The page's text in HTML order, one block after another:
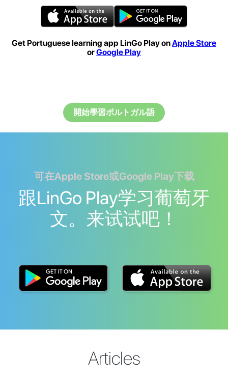
Get Portuguese learning app LinGo Play onApple Store
orGoogle Play
開始學習ポルトガル語
可在Apple Store或Google Play下载
跟LinGo Play学习葡萄牙
文。来试试吧！
Articles